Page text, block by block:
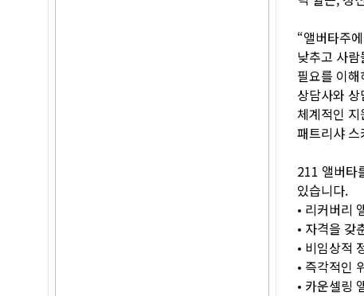
“앨버타주
낮추고 사
필요를 이
상담사와
체계적인
패트리샤
211 앨버타
있습니다.
• 리커버리
• 자격을 갖
• 비임상적
• 즉각적인
• 카운셀링